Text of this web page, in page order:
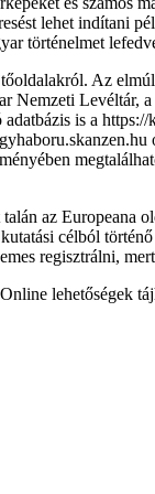
lehet indítani
történelmet
Az
Nemzeti Levéltár,
is a
az
célból
regisztrálni,